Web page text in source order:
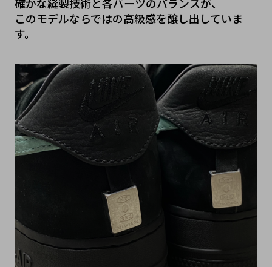
このモデルならではの高級感を醸し出していま
す。